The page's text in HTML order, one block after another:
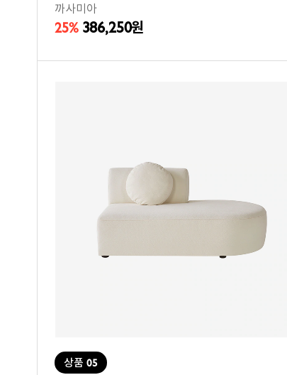
까사미아
25% 386,250원
상품 05